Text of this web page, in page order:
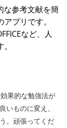
な参考文献を簡
プリです。
など、人
果的な勉強法が
いものに変え、
。頑張ってくだ